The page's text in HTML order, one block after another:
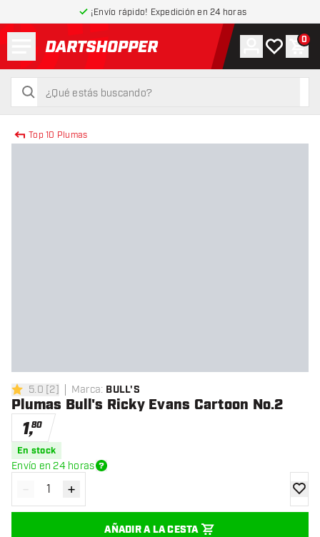
¡Envío rápido! Expedición en 24 horas
volver a la página de inicio
buscar
buscar
Cuenta
Mi lista de
0
Top 10 Plumas
5 estrellas de puntuación
5.0 [2] Marca: BULL'S
Plumas Bull's Ricky Evans Cartoon No.2
1,80
En stock
Envío en 24 horas
Disminuir cantidad
- Aumentar cantidad
+
AÑADIR A LA CESTA